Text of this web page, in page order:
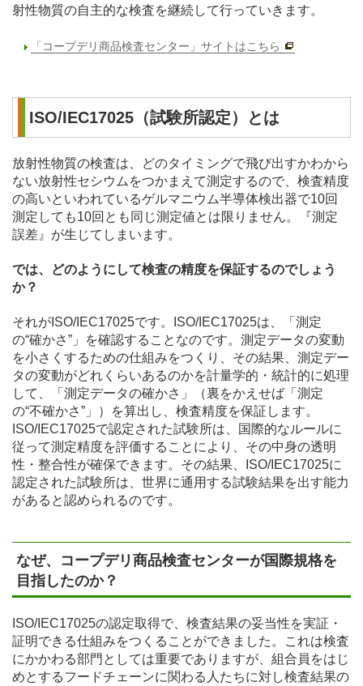
射性物質の自主的な検査を継続して行っていきます。
「コープデリ商品検査センター」サイトはこちら
ISO/IEC17025（試験所認定）とは
放射性物質の検査は、どのタイミングで飛び出すかわから
ない放射性セシウムをつかまえて測定するので、検査精度
の高いといわれているゲルマニウム半導体検出器で10回
測定しても10回とも同じ測定値とは限りません。『測定
誤差』が生じてしまいます。
では、どのようにして検査の精度を保証するのでしょう
か？
それがISO/IEC17025です。ISO/IEC17025は、「測定
の“確かさ”」を確認することなのです。測定データの変動
を小さくするための仕組みをつくり、その結果、測定デー
タの変動がどれくらいあるのかを計量学的・統計的に処理
して、「測定データの確かさ」（裏をかえせば「測定
の“不確かさ”」）を算出し、検査精度を保証します。
ISO/IEC17025で認定された試験所は、国際的なルールに
従って測定精度を評価することにより、その中身の透明
性・整合性が確保できます。その結果、ISO/IEC17025に
認定された試験所は、世界に通用する試験結果を出す能力
があると認められるのです。
なぜ、コープデリ商品検査センターが国際規格を
目指したのか？
ISO/IEC17025の認定取得で、検査結果の妥当性を実証・
証明できる仕組みをつくることができました。これは検査
にかかわる部門としては重要でありますが、組合員をはじ
めとするフードチェーンに関わる人たちに対し検査結果の